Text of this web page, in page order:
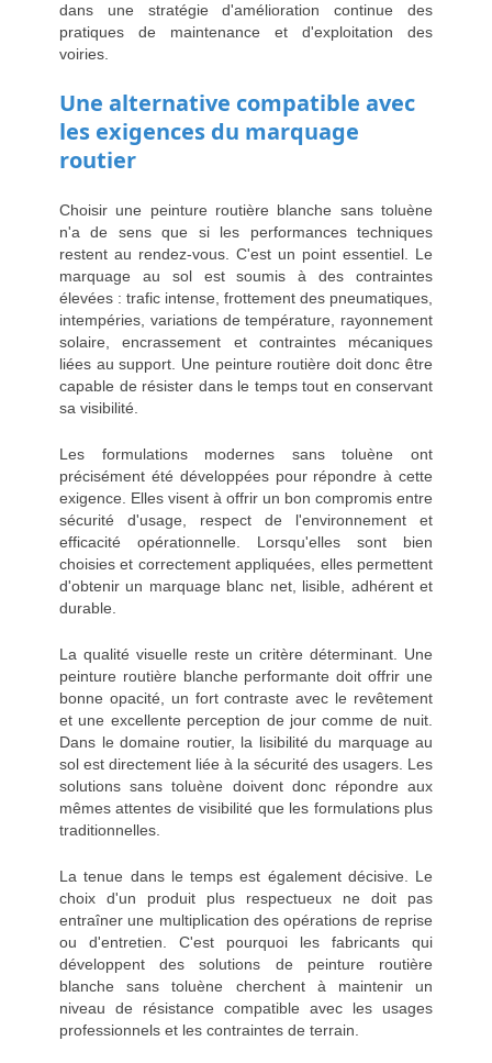
dans une stratégie d'amélioration continue des
pratiques de maintenance et d'exploitation des
voiries.
Une alternative compatible avec
les exigences du marquage
routier
Choisir une peinture routière blanche sans toluène
n'a de sens que si les performances techniques
restent au rendez-vous. C'est un point essentiel. Le
marquage au sol est soumis à des contraintes
élevées : trafic intense, frottement des pneumatiques,
intempéries, variations de température, rayonnement
solaire, encrassement et contraintes mécaniques
liées au support. Une peinture routière doit donc être
capable de résister dans le temps tout en conservant
sa visibilité.
Les formulations modernes sans toluène ont
précisément été développées pour répondre à cette
exigence. Elles visent à offrir un bon compromis entre
sécurité d'usage, respect de l'environnement et
efficacité opérationnelle. Lorsqu'elles sont bien
choisies et correctement appliquées, elles permettent
d'obtenir un marquage blanc net, lisible, adhérent et
durable.
La qualité visuelle reste un critère déterminant. Une
peinture routière blanche performante doit offrir une
bonne opacité, un fort contraste avec le revêtement
et une excellente perception de jour comme de nuit.
Dans le domaine routier, la lisibilité du marquage au
sol est directement liée à la sécurité des usagers. Les
solutions sans toluène doivent donc répondre aux
mêmes attentes de visibilité que les formulations plus
traditionnelles.
La tenue dans le temps est également décisive. Le
choix d'un produit plus respectueux ne doit pas
entraîner une multiplication des opérations de reprise
ou d'entretien. C'est pourquoi les fabricants qui
développent dessolutions de peinture routière
blanche sans toluène cherchent à maintenir un
niveau de résistance compatible avec les usages
professionnels et les contraintes de terrain.